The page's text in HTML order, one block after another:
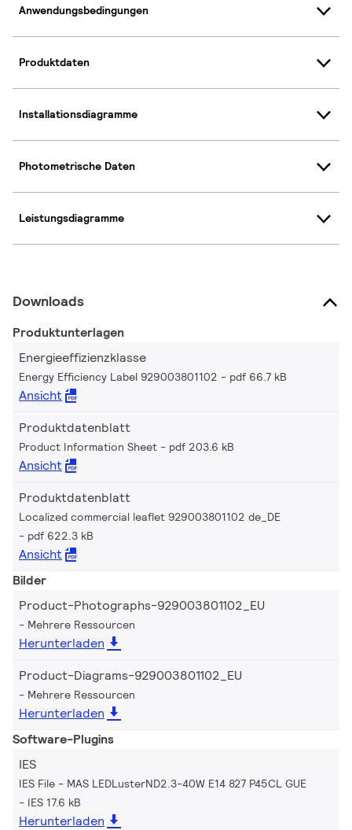
Anwendungsbedingungen
Produktdaten
Installationsdiagramme
Photometrische Daten
Leistungsdiagramme
Downloads
Produktunterlagen
Energieeffizienzklasse
Energy Efficiency Label 929003801102 pdf 66.7 kB
Ansicht
Produktdatenblatt
Product Information Sheet pdf 203.6 kB
Ansicht
Produktdatenblatt
Localized commercial leaflet 929003801102 de_DE
pdf 622.3 kB
Ansicht
Bilder
Product-Photographs-929003801102_EU
Mehrere Ressourcen
Herunterladen
Product-Diagrams-929003801102_EU
Mehrere Ressourcen
Herunterladen
Software-Plugins
IES
IES File - MAS LEDLusterND2.3-40W E14 827 P45CL GUE
IES 17.6 kB
Herunterladen